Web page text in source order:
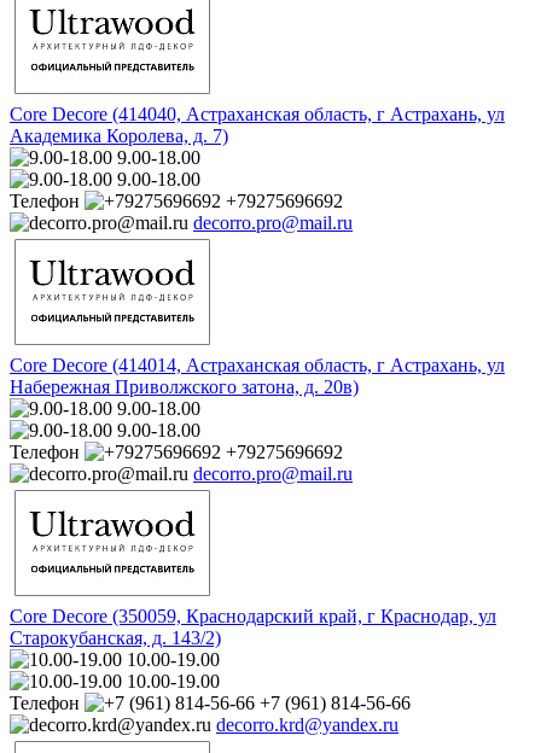
Core Decore (414040, Астраханская область, г Астрахань, ул
Академика Королева, д. 7)
9.00-18.00
9.00-18.00
Телефон
+79275696692
decorro.pro@mail.ru
Core Decore (414014, Астраханская область, г Астрахань, ул
Набережная Приволжского затона, д. 20в)
9.00-18.00
9.00-18.00
Телефон
+79275696692
decorro.pro@mail.ru
Core Decore (350059, Краснодарский край, г Краснодар, ул
Старокубанская, д. 143/2)
10.00-19.00
10.00-19.00
Телефон
+7 (961) 814-56-66
decorro.krd@yandex.ru